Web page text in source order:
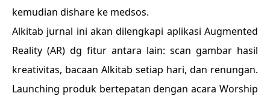
kemudian dishare ke medsos.
Alkitab jurnal ini akan dilengkapi aplikasi Augmented
Reality (AR) dg fitur antara lain: scan gambar hasil
kreativitas, bacaan Alkitab setiap hari, dan renungan.
Launching produk bertepatan dengan acara Worship